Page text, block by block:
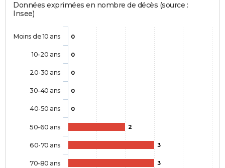
Données exprimées en nombre de décès (source :
Insee)
0
0
0
0
0
2
3
3
Moins de 10 ans
10-20 ans
20-30 ans
30-40 ans
40-50 ans
50-60 ans
60-70 ans
70-80 ans